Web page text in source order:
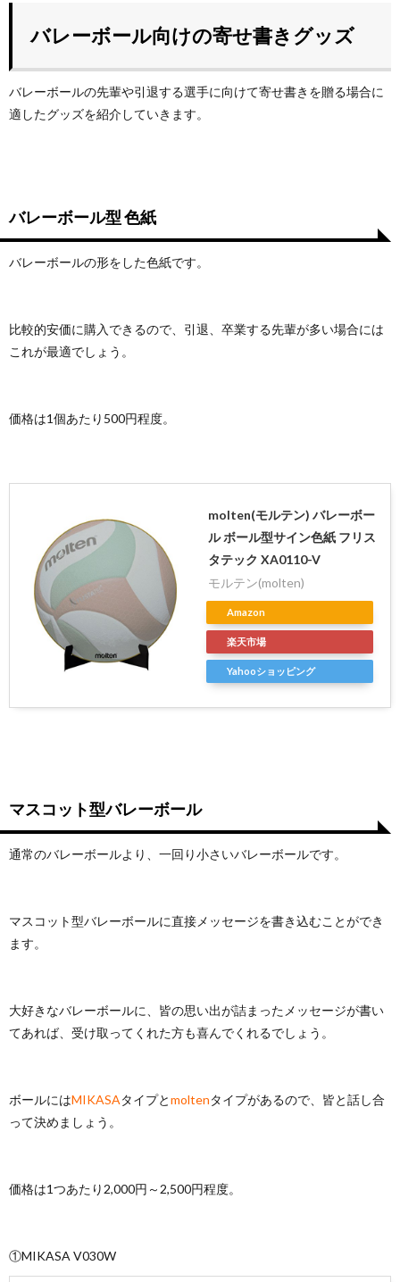
バレーボール向けの寄せ書きグッズ
バレーボールの先輩や引退する選手に向けて寄せ書きを贈る場合に
適したグッズを紹介していきます。
バレーボール型 色紙
バレーボールの形をした色紙です。
比較的安価に購入できるので、引退、卒業する先輩が多い場合には
これが最適でしょう。
価格は1個あたり500円程度。
molten(モルテン) バレーボー
ル ボール型サイン色紙 フリス
タテック XA0110-V
モルテン(molten)
Amazon
楽天市場
Yahooショッピング
マスコット型バレーボール
通常のバレーボールより、一回り小さいバレーボールです。
マスコット型バレーボールに直接メッセージを書き込むことができ
ます。
大好きなバレーボールに、皆の思い出が詰まったメッセージが書い
てあれば、受け取ってくれた方も喜んでくれるでしょう。
ボールにはMIKASAタイプとmoltenタイプがあるので、皆と話し合
って決めましょう。
価格は1つあたり2,000円～2,500円程度。
①MIKASA V030W